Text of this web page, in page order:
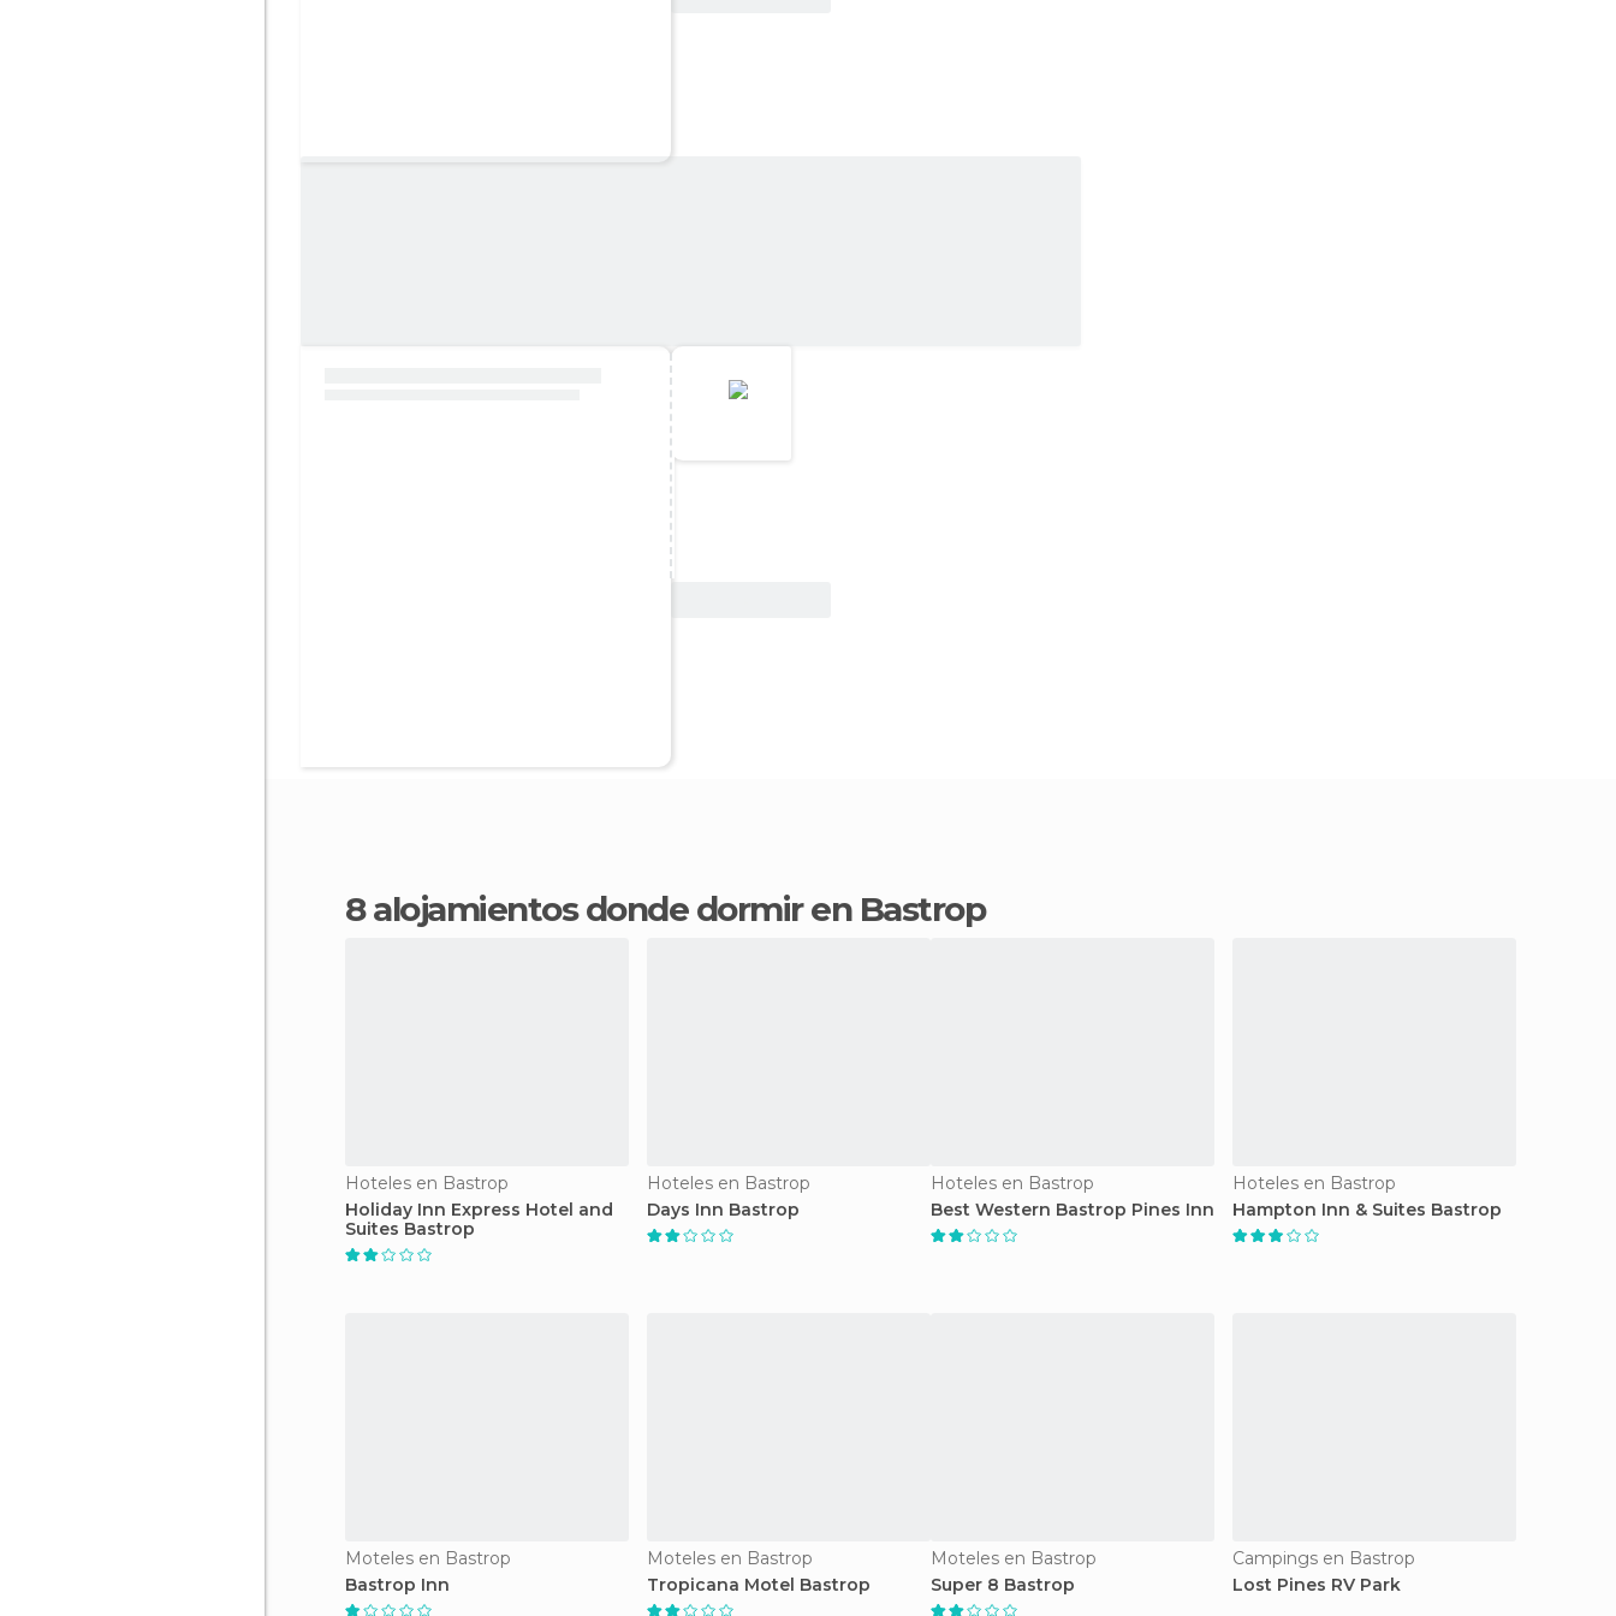
8 alojamientos donde dormir en Bastrop
Hoteles en Bastrop
Holiday Inn Express Hotel and
Suites Bastrop
Hoteles en Bastrop
Days Inn Bastrop
Hoteles en Bastrop
Best Western Bastrop Pines Inn
Hoteles en Bastrop
Hampton Inn & Suites Bastrop
Moteles en Bastrop
Bastrop Inn
Moteles en Bastrop
Tropicana Motel Bastrop
Moteles en Bastrop
Super 8 Bastrop
Campings en Bastrop
Lost Pines RV Park